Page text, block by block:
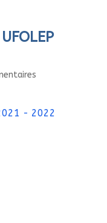
- 2022